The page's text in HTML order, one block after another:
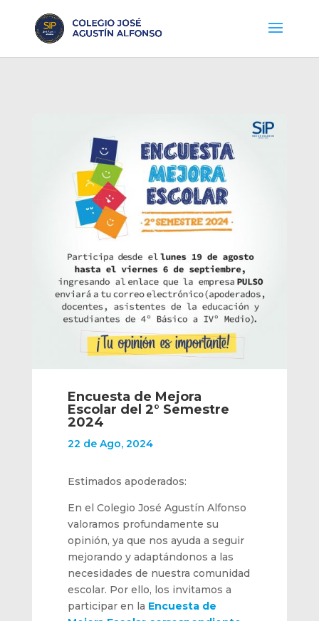
Encuesta de Mejora
Escolar del 2° Semestre
2024
22 de Ago, 2024
Estimados apoderados:
En el Colegio José Agustín Alfonso
valoramos profundamente su
opinión, ya que nos ayuda a seguir
mejorando y adaptándonos a las
necesidades de nuestra comunidad
escolar. Por ello, los invitamos a
participar en la Encuesta de